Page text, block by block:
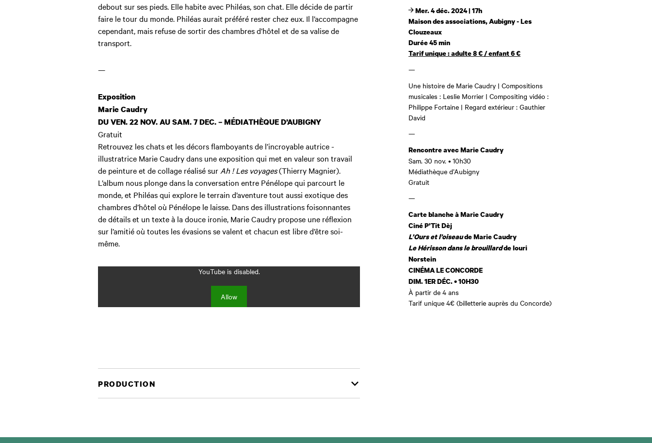
debout sur ses pieds. Elle habite avec Philéas, son chat. Elle décide de partir
faire le tour du monde. Philéas aurait préféré rester chez eux. Il l’accompagne
cependant, mais refuse de sortir des chambres d’hôtel et de sa valise de
transport.
—
Exposition
Marie Caudry
DU VEN. 22 NOV. AUSAM. 7 DEC. – MÉDIATHÈQUE D’AUBIGNY
Gratuit
Retrouvez les chats et les décors flamboyants de l’incroyable autrice -
illustratrice Marie Caudry dans une exposition qui met en valeur son travail
de peinture et de collage réalisé sur Ah ! Les voyages(Thierry Magnier).
L’album nous plonge dans la conversation entre Pénélope qui parcourt le
monde, et Philéas qui explore le terrain d’aventure tout aussi exotique des
chambres d’hôtel où Pénélope le laisse. Dans des illustrations foisonnantes
de détails et un texte à la douce ironie, Marie Caudry propose une réflexion
sur l’amitié où toutes les évasions se valent et chacun est libre d’être soi-
même.
YouTube is disabled.
Allow
Mer. 4 déc. 2024 | 17h
Maison des associations, Aubigny - Les
Clouzeaux
Durée 45 min
Tarif unique : adulte 8 € / enfant 6 €
—
Une histoire de Marie Caudry | Compositions
musicales : Leslie Morrier | Compositing vidéo :
Philippe Fortaine | Regard extérieur : Gauthier
David
—
Rencontre avec Marie Caudry
Sam. 30 nov. • 10h30
Médiathèque d’Aubigny
Gratuit
—
Carte blancheà Marie Caudry
Ciné P’Tit Dèj
L’Ours et l’oiseaude Marie Caudry
Le Hérisson dans le brouillardde Iouri
Norstein
CINÉMA LE CONCORDE
DIM. 1ERDÉC. • 10H30
À partir de 4 ans
Tarif unique 4€ (billetterie auprès du Concorde)
PRODUCTION